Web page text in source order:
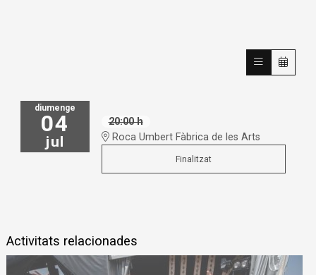
diumenge
04
jul
20:00 h
Roca Umbert Fàbrica de les Arts
Finalitzat
Activitats relacionades